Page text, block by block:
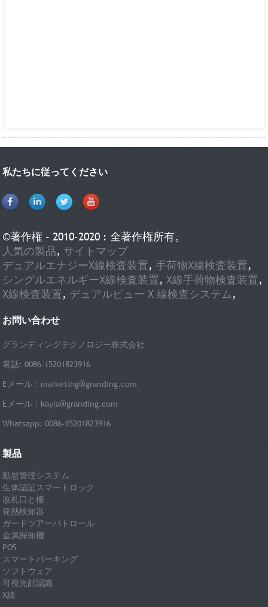
私たちに従ってください
©著作権 - 2010-2020 : 全著作権所有。
人気の製品, サイトマップ
デュアルエナジーX線検査装置,手荷物X線検査装置,
シングルエネルギーX線検査装置,X線手荷物検査装置,
X線検査装置, デュアルビュー X 線検査システム,
お問い合わせ
グランディングテクノロジー株式会社
電話: 0086-15201823916
Eメール： marketing@granding.com
Eメール： kayla@granding.com
Whatsapp: 0086-15201823916
製品
勤怠管理システム
生体認証スマートロック
改札口と柵
発熱検知器
ガードツアーパトロール
金属探知機
POS
スマートパーキング
ソフトウェア
可視光顔認識
X線